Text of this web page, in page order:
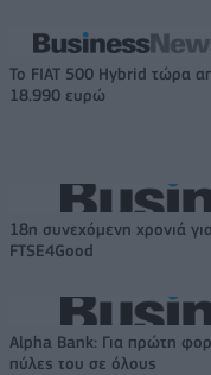
Το FIAT 500 Hybrid τώρα
18.990 ευρώ
18η συνεχόμενη χρονιά
FTSE4Good
Alpha Bank: Για πρώτη
πύλες του σε όλους